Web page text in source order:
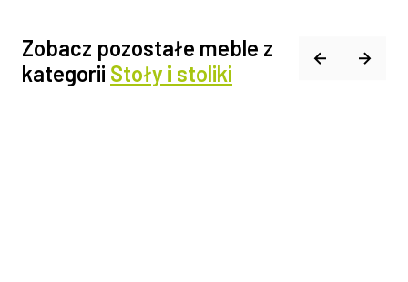
Zobacz pozostałe meble z
kategorii Stoły i stoliki